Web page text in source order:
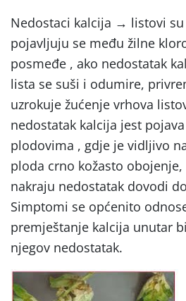
Nedostaci kalcija → listovi
pojavljuju se među žilne
posmeđe , ako nedostatak
lista se suši i odumire,
uzrokuje žućenje vrhova
nedostatak kalcija jest
plodovima , gdje je vidljivo
ploda crno kožasto
nakraju nedostatak dovodi
Simptomi se općenito
premještanje kalcija unutar
njegov nedostatak.